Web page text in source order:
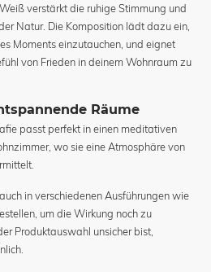
verstärkt die ruhige Stimmung und
Natur. Die Komposition lädt dazu ein,
Moments einzutauchen, und eignet
von Frieden in deinem Wohnraum zu
Räume
passt perfekt in einen meditativen
wo sie eine Atmosphäre von
in verschiedenen Ausführungen wie
um die Wirkung noch zu
Produktauswahl unsicher bist,